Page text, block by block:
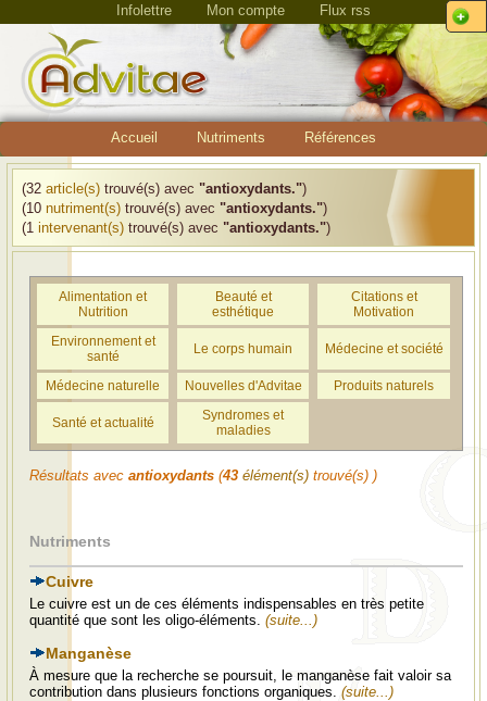
Infolettre Mon compte Flux rss
Accueil Nutriments Références
(32 article(s) trouvé(s) avec "antioxydants.")
(10 nutriment(s) trouvé(s) avec "antioxydants.")
(1 intervenant(s) trouvé(s) avec "antioxydants.")
Alimentation et
Nutrition
Beauté et
esthétique
Citations et
Motivation
Environnement et
santé
Le corps humain Médecine et société
Médecine naturelle Nouvelles d'Advitae Produits naturels
Santé et actualité
Syndromes et
maladies
Résultats avec antioxydants (43 élément(s) trouvé(s) )
Nutriments
Cuivre
Le cuivre est un de ces éléments indispensables en très petite
quantité que sont les oligo-éléments. (suite...)
Manganèse
À mesure que la recherche se poursuit, le manganèse fait valoir sa
contribution dans plusieurs fonctions organiques. (suite...)